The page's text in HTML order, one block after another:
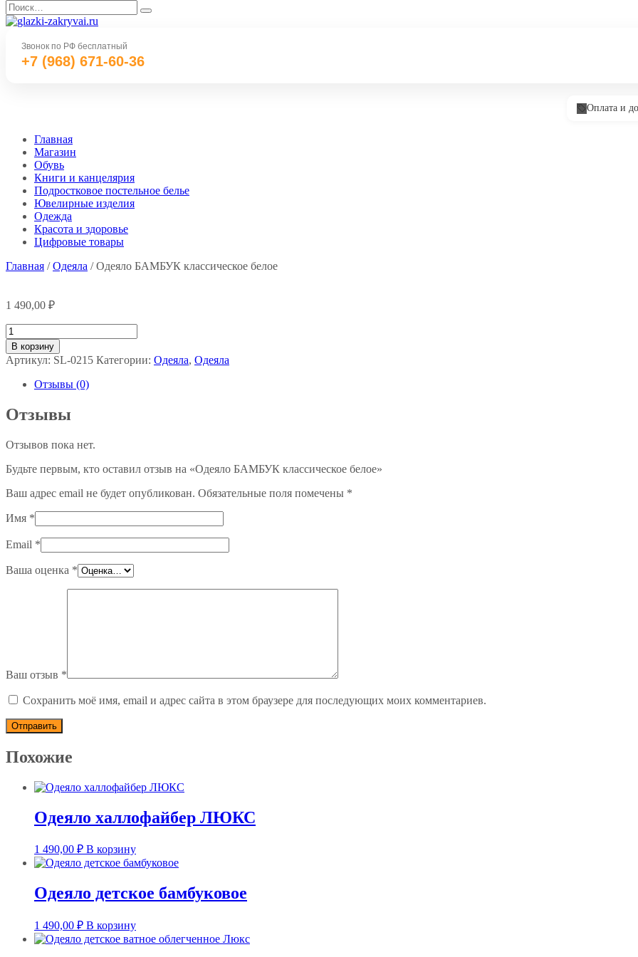
Перейти
к
содержанию
Search
for:
Звонок по РФ бесплатный
+7 (968) 671-60-36
Оплата и
Главная
Магазин
Обувь
Книги и канцелярия
Подростковое постельное белье
Ювелирные изделия
Одежда
Красота и здоровье
Цифровые товары
Главная /Одеяла / Одеяло БАМБУК классическое белое
1 490,00 ₽
Количество
товара
Одеяло
БАМБУК
классическое
В корзину
Артикул: SL-0215 Категории: Одеяла, Одеяла
Отзывы (0)
Отзывы
Отзывов пока нет.
Будьте первым, кто оставил отзыв на «Одеяло БАМБУК классическое белое»
Ваш адрес email не будет опубликован. Обязательные поля помечены *
Имя *
Email *
Ваша оценка *
Ваш отзыв *
Сохранить моё имя, email и адрес сайта в этом браузере для последующих моих комментариев.
Похожие
Одеяло халлофайбер ЛЮКС
1 490,00 ₽ В корзину
Одеяло детское бамбуковое
1 490,00 ₽ В корзину